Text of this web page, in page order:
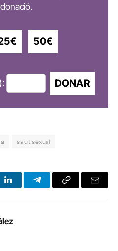
50€
DONAR
salut sexual
LinkedInTelegramCopy
Email